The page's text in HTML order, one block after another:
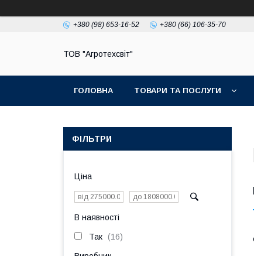
+380 (98) 653-16-52 +380 (66) 106-35-70
ТОВ "Агротехсвіт"
ГОЛОВНА ТОВАРИ ТА ПОСЛУГИ
ФІЛЬТРИ
Ціна
В наявності
Так 16